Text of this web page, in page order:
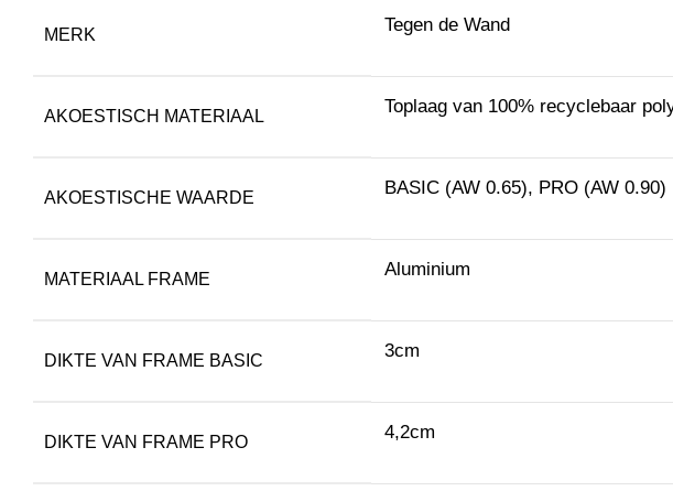
MERK Tegen de Wand
AKOESTISCH MATERIAAL Toplaag van 100% recyclebaar
AKOESTISCHE WAARDE BASIC (AW 0.65), PRO (AW 0.90)
MATERIAAL FRAME Aluminium
DIKTE VAN FRAME BASIC 3cm
DIKTE VAN FRAME PRO 4,2cm